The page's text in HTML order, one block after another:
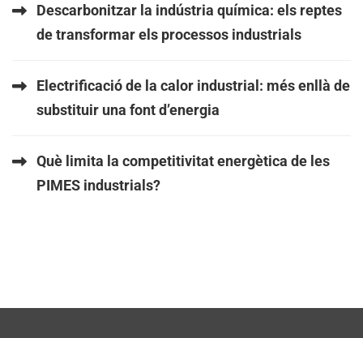
Descarbonitzar la indústria química: els reptes
de transformar els processos industrials
Electrificació de la calor industrial: més enllà de
substituir una font d’energia
Què limita la competitivitat energètica de les
PIMES industrials?